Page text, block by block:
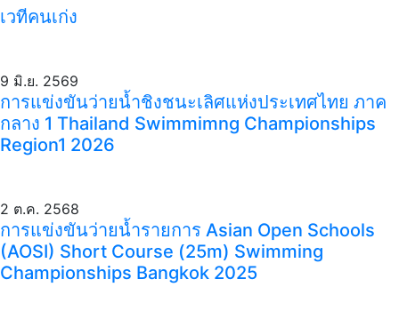
เวทีคนเก่ง
9 มิ.ย. 2569
การแข่งขันว่ายน้ำชิงชนะเลิศแห่งประเทศไทย ภาค
กลาง 1 Thailand Swimmimng Championships
Region1 2026
2 ต.ค. 2568
การแข่งขันว่ายน้ำรายการ Asian Open Schools
(AOSI) Short Course (25m) Swimming
Championships Bangkok 2025